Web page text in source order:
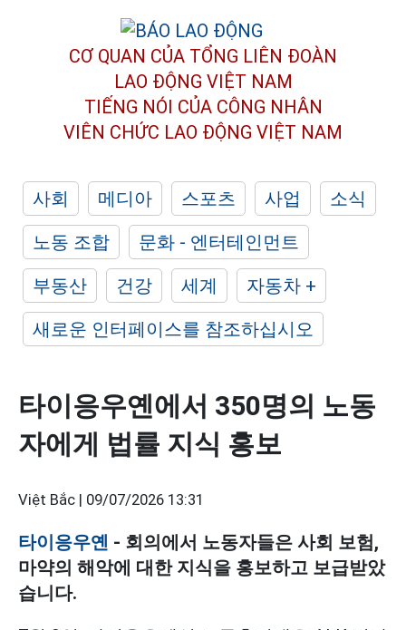
CƠ QUAN CỦA TỔNG LIÊN ĐOÀN
LAO ĐỘNG VIỆT NAM
TIẾNG NÓI CỦA CÔNG NHÂN
VIÊN CHỨC LAO ĐỘNG VIỆT NAM
사회 메디아 스포츠 사업
소식
노동 조합
문화 - 엔터테인먼트
부동산
건강 세계
자동차 +
새로운 인터페이스를 참조하십시오
타이응우옌에서 350명의 노동
자에게 법률 지식 홍보
Việt Bắc | 09/07/2026 13:31
타이응우옌 - 회의에서 노동자들은 사회 보험,
마약의 해악에 대한 지식을 홍보하고 보급받았
습니다.